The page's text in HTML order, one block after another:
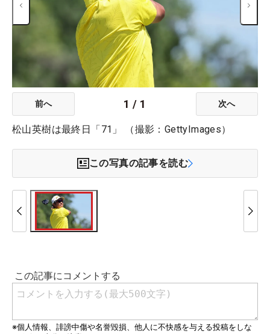
前へ 1 / 1 次へ
松山英樹は最終日「71」 （撮影：GettyImages）
この写真の記事を読む